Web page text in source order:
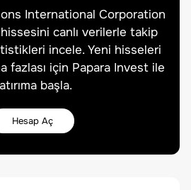
International Corporation
canlı verilerle takip
incele. Yeni hisseleri
fazlası için Papara Invest ile
başla.
Hesap Aç